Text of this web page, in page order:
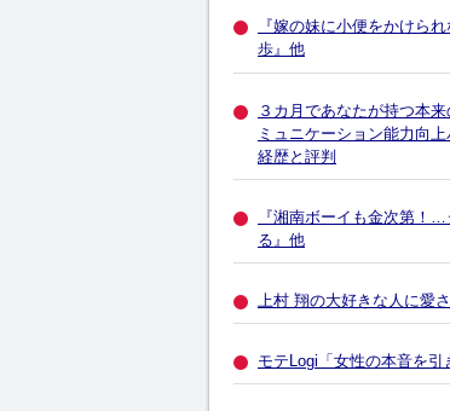
『嫁の妹に小便をかけら
歩』他
３カ月であなたが持つ本
ミュニケーション能力向
経歴と評判
『湘南ボーイも金次第！
る』他
上村 翔の大好きな人に愛
モテLogi「女性の本音を